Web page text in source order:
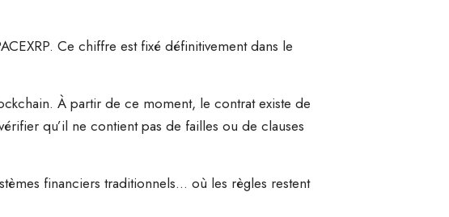
Ce chiffre est fixé définitivement dans le
À partir de ce moment, le contrat existe de
qu’il ne contient pas de failles ou de clauses
financiers traditionnels… où les règles restent